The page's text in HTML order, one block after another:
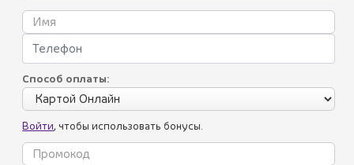
Хинкали, пхали
Соусы
Салаты
Холодные закуски
Горячие закуски
Способ оплаты:
Войти, чтобы использовать бонусы.